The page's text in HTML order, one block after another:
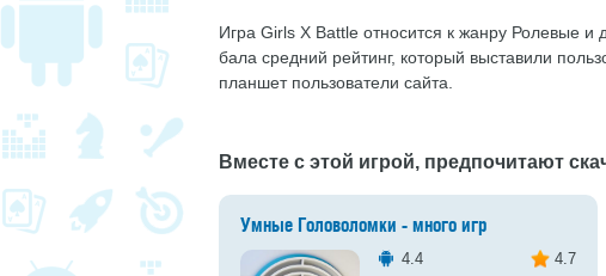
Игра Girls X Battle относится к жанру Ролевые и
бала средний рейтинг, который выставили
планшет пользователи сайта.
Вместе с этой игрой, предпочитают
Умные Головоломки - много игр
4.4
4.7